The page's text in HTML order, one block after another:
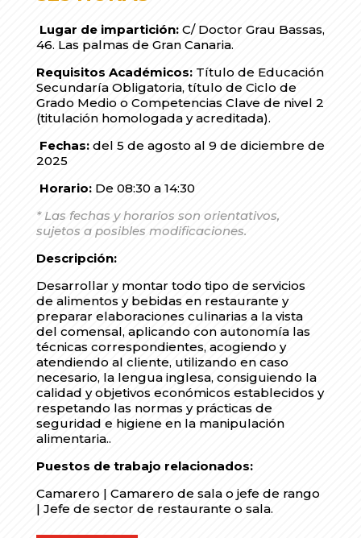
Lugar de impartición:C/ Doctor Grau Bassas,
46. Las palmas de Gran Canaria.
Requisitos Académicos: Título de Educación
Secundaría Obligatoria, título de Ciclo de
Grado Medio o Competencias Clave de nivel 2
(titulación homologada y acreditada).
Fechas: del 5 de agosto al 9 de diciembre de
2025
Horario:De 08:30 a 14:30
* Las fechas y horarios son orientativos,
sujetos a posibles modificaciones.
Descripción:
Desarrollar y montar todo tipo de servicios
de alimentos y bebidas en restaurante y
preparar elaboraciones culinarias a la vista
del comensal, aplicando con autonomía las
técnicas correspondientes, acogiendo y
atendiendo al cliente, utilizando en caso
necesario, la lengua inglesa, consiguiendo la
calidad y objetivos económicos establecidos y
respetando las normas y prácticas de
seguridad e higiene en la manipulación
alimentaria..
Puestos de trabajo relacionados:
Camarero | Camarero de sala o jefe de rango
| Jefe de sector de restaurante o sala.